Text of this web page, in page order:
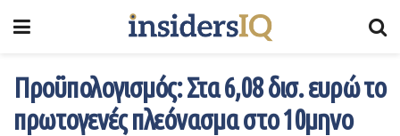
Προϋπολογισμός: Στα 6,08 δισ. ευρώ το
πρωτογενές πλεόνασμα στο 10μηνο